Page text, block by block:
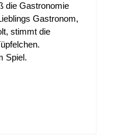
die Gastronomie
Gastronom,
stimmt die
Spiel.